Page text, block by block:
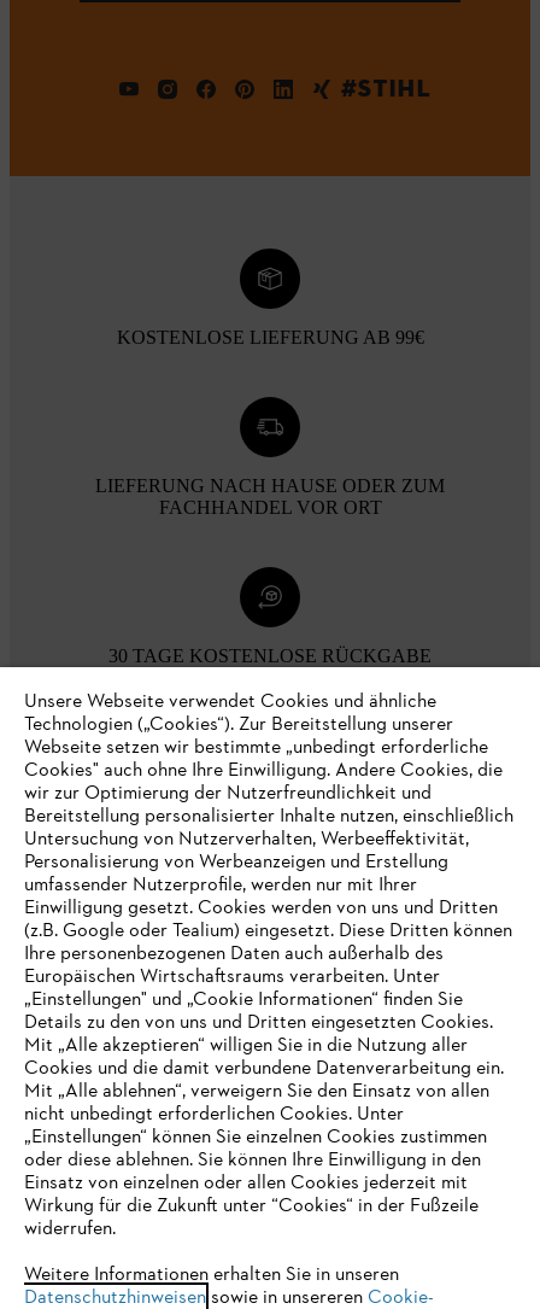
#STIHL
KOSTENLOSE LIEFERUNG AB 99€
LIEFERUNG NACH HAUSE ODER ZUM
FACHHANDEL VOR ORT
30 TAGE KOSTENLOSE RÜCKGABE
Zahlungsmöglichkeiten
Unternehmen
Online Shop
Service
IHR BROWSER WIRD NICHT
UNTERSTÜTZT
eine optimale Nutzung unserer Seite empfehlen wir Ihnen, zu
einem der folgenden Browser zu wechseln:
Unsere Webseite verwendet Cookies und ähnliche
Technologien („Cookies“). Zur Bereitstellung unserer
Webseite setzen wir bestimmte „unbedingt erforderliche
Cookies" auch ohne Ihre Einwilligung. Andere Cookies, die
wir zur Optimierung der Nutzerfreundlichkeit und
Bereitstellung personalisierter Inhalte nutzen, einschließlich
Untersuchung von Nutzerverhalten, Werbeeffektivität,
Personalisierung von Werbeanzeigen und Erstellung
umfassender Nutzerprofile, werden nur mit Ihrer
Einwilligung gesetzt. Cookies werden von uns und Dritten
(z.B. Google oder Tealium) eingesetzt. Diese Dritten können
Ihre personenbezogenen Daten auch außerhalb des
Europäischen Wirtschaftsraums verarbeiten. Unter
„Einstellungen" und „Cookie Informationen“ finden Sie
Details zu den von uns und Dritten eingesetzten Cookies.
Mit „Alle akzeptieren“ willigen Sie in die Nutzung aller
Cookies und die damit verbundene Datenverarbeitung ein.
Mit „Alle ablehnen“, verweigern Sie den Einsatz von allen
nicht unbedingt erforderlichen Cookies. Unter
„Einstellungen“ können Sie einzelnen Cookies zustimmen
oder diese ablehnen. Sie können Ihre Einwilligung in den
Einsatz von einzelnen oder allen Cookies jederzeit mit
Wirkung für die Zukunft unter “Cookies“ in der Fußzeile
widerrufen.
Weitere Informationen erhalten Sie in unseren
Datenschutzhinweisensowie in unsereren Cookie-